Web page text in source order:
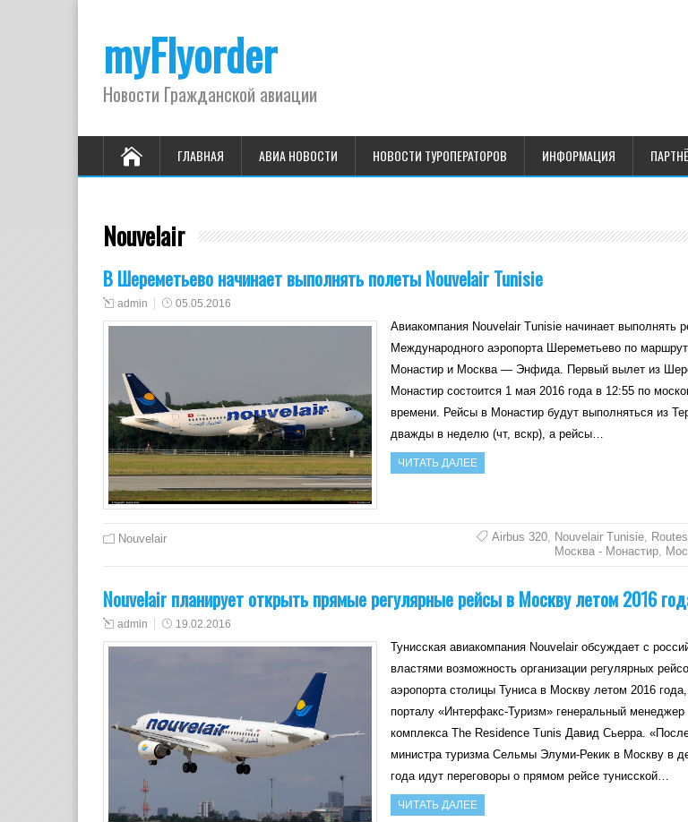
myFlyorder
Новости Гражданской авиации
ГЛАВНАЯ АВИА НОВОСТИ НОВОСТИ ТУРОПЕРАТОРОВ ИНФОРМАЦИЯ
Nouvelair
В Шереметьево начинает выполнять полеты Nouvelair Tunisie
admin 05.05.2016
Авиакомпания Nouvelair Tunisie начинает выполнять
Международного аэропорта Шереметьево по
Монастир и Москва — Энфида. Первый вылет из
Монастир состоится 1 мая 2016 года в 12:55 по
времени. Рейсы в Монастир будут выполняться из
дважды в неделю (чт, вскр), а рейсы…
ЧИТАТЬ ДАЛЕЕ
Nouvelair Airbus 320, Nouvelair Tunisie,
Москва - Монастир,
Nouvelair планирует открыть прямые регулярные рейсы в Москву летом 2016
admin 19.02.2016
Тунисская авиакомпания Nouvelair обсуждает с
властями возможность организации регулярных
аэропорта столицы Туниса в Москву летом 2016
порталу «Интерфакс-Туризм» генеральный менеджер
комплекса The Residence Tunis Давид Сьерра.
министра туризма Cельмы Элуми-Рекик в Москву в
года идут переговоры о прямом рейсе тунисской…
ЧИТАТЬ ДАЛЕЕ